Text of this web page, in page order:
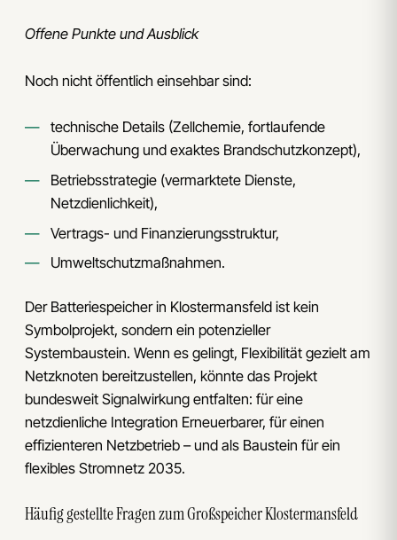
Offene Punkte und Ausblick
Noch nicht öffentlich einsehbar sind:
technische Details (Zellchemie, fortlaufende
Überwachung und exaktes Brandschutzkonzept),
Betriebsstrategie (vermarktete Dienste,
Netzdienlichkeit),
Vertrags- und Finanzierungsstruktur,
Umweltschutzmaßnahmen.
Der Batteriespeicher in Klostermansfeld ist kein
Symbolprojekt, sondern ein potenzieller
Systembaustein. Wenn es gelingt, Flexibilität gezielt am
Netzknoten bereitzustellen, könnte das Projekt
bundesweit Signalwirkung entfalten: für eine
netzdienliche Integration Erneuerbarer, für einen
effizienteren Netzbetrieb – und als Baustein für ein
flexibles Stromnetz 2035.
Häufig gestellte Fragen zum Großspeicher Klostermansfeld